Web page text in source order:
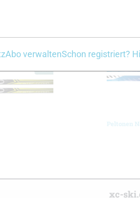
Peltonen
xc-
Abo verwaltenSchon registriert?